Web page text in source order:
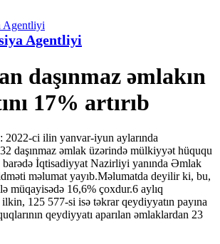
Agentliyi
daşınmaz əmlakın
17% artırıb
2022-ci ilin yanvar-iyun aylarında
daşınmaz əmlak üzərində mülkiyyət hüququ
barədə İqtisadiyyat Nazirliyi yanında Əmlak
məlumat yayıb.Məlumatda deyilir ki, bu,
müqayisədə 16,6% çoxdur.6 aylıq
125 577-si isə təkrar qeydiyyatın payına
qeydiyyatı aparılan əmlaklardan 23